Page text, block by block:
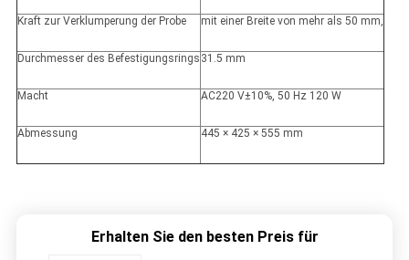
Kraft zur Verklumperung der Probe mit einer Breite von mehr als 50 mm,
Durchmesser des Befestigungsrings 31.5 mm
Macht AC220 V±10%, 50 Hz 120 W
Abmessung 445 × 425 × 555 mm
Erhalten Sie den besten Preis für